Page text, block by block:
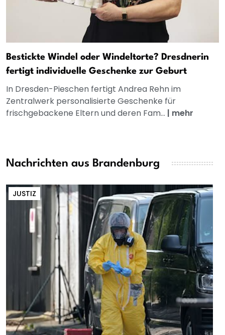
Bestickte Windel oder Windeltorte? Dresdnerin
fertigt individuelle Geschenke zur Geburt
In Dresden-Pieschen fertigt Andrea Rehn im
Zentralwerk personalisierte Geschenke für
frischgebackene Eltern und deren Fam... | mehr
Nachrichten aus Brandenburg
JUSTIZ